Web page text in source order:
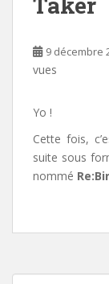
9 décembre
vues
Yo !
Cette fois,
suite sous
nommé